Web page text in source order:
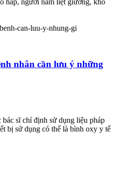
nhân cần lưu ý những
sĩ chỉ định sử dụng liệu pháp
bị sử dụng có thể là bình oxy y tế